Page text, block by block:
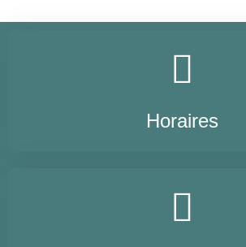
Horaires